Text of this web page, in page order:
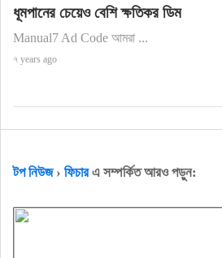
ধূমপানের চেয়েও বেশি ক্ষতিকর ডিম
Manual7 Ad Code আমরা ...
৭ years ago
টপ নিউজ› ফিচারএ সম্পর্কিত আরও পড়ুন: